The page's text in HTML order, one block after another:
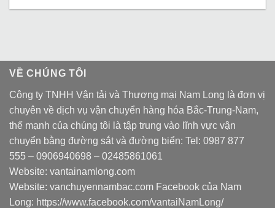
VỀ CHÚNG TÔI
Công ty TNHH Vận tải và Thương mại Nam Long là đơn vị
chuyên về dịch vụ vận chuyển hàng hóa Bắc-Trung-Nam,
thế mạnh của chúng tôi là tập trung vào lĩnh vực vận
chuyển bằng đường sắt và đường biển: Tel: 0987 877
555 – 0906940698 – 02485861061
Website: vantainamlong.com
Website: vanchuyennambac.com Facebook của Nam
Long: https://www.facebook.com/vantaiNamLong/